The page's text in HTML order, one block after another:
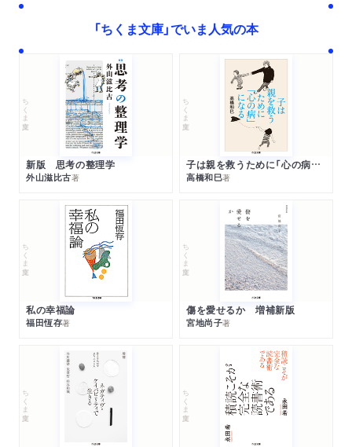
「ちくま文庫」でいま人気の本
ちくま文庫
新版 思考の整理学
外山滋比古著
ちくま文庫
子は親を救うために「心の病」になる
高橋和巳著
ちくま文庫
私の幸福論
福田恆存著
ちくま文庫
傷を愛せるか 増補新版
宮地尚子著
ちくま文庫 ちくま文庫